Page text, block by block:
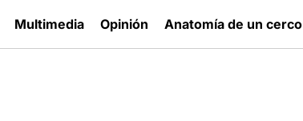
Multimedia Opinión Anatomía de un cerco